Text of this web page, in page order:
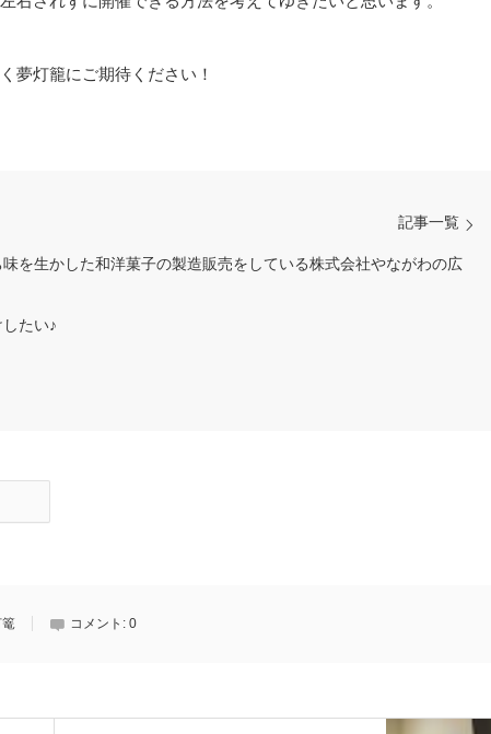
夢灯籠にご期待ください！
記事一覧
を生かした和洋菓子の製造販売をしている株式会社やながわの広
たい♪
コメント: 0